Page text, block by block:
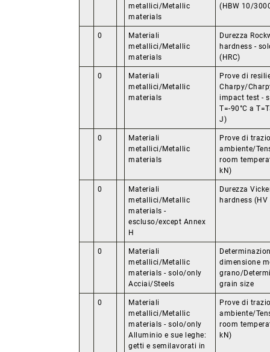
metallici/Metallic
materials
(HBW 10/
0
Materiali
metallici/Metallic
materials
Durezza
hardness -
(HRC)
0
Materiali
metallici/Metallic
materials
Prove di
Charpy/
impact test -
T=-90°C a
J)
0
Materiali
metallici/Metallic
materials
Prove di
ambiente/
room
kN)
0
Materiali
metallici/Metallic
materials -
escluso/except Annex
H
Durezza
hardness (HV
0
Materiali
metallici/Metallic
materials - solo/only
Acciai/Steels
dimensione
grano/
grain size
0
Materiali
metallici/Metallic
materials - solo/only
Alluminio e sue leghe:
getti e semilavorati in
Prove di
ambiente/
room
kN)